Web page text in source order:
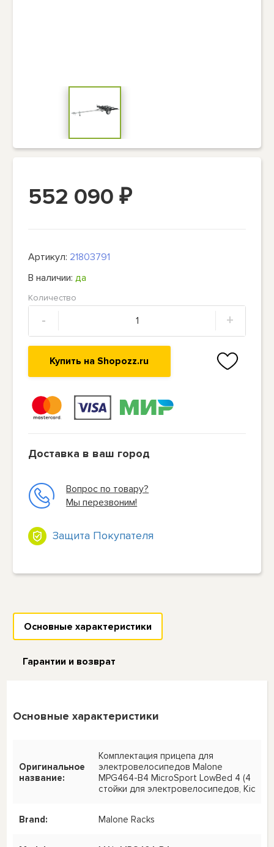
552 090₽
Артикул: 21803791
В наличии:да
Количество
- +
Купить на Shopozz.ru
Доставка в ваш город
Вопрос по товару?
Мы перезвоним!
Защита Покупателя
Основные характеристики
Гарантии и возврат
Основные характеристики
Оригинальное
название:
Комплектация прицепа для
электровелосипедов Malone
MPG464-B4 MicroSport LowBed 4 (4
стойки для электровелосипедов, Kic
Brand: Malone Racks